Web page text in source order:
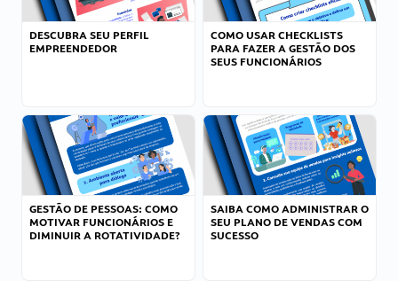
DESCUBRA SEU PERFIL
EMPREENDEDOR
COMO USAR CHECKLISTS
PARA FAZER A GESTÃO DOS
SEUS FUNCIONÁRIOS
GESTÃO DE PESSOAS: COMO
MOTIVAR FUNCIONÁRIOS E
DIMINUIR A ROTATIVIDADE?
SAIBA COMO ADMINISTRAR O
SEU PLANO DE VENDAS COM
SUCESSO